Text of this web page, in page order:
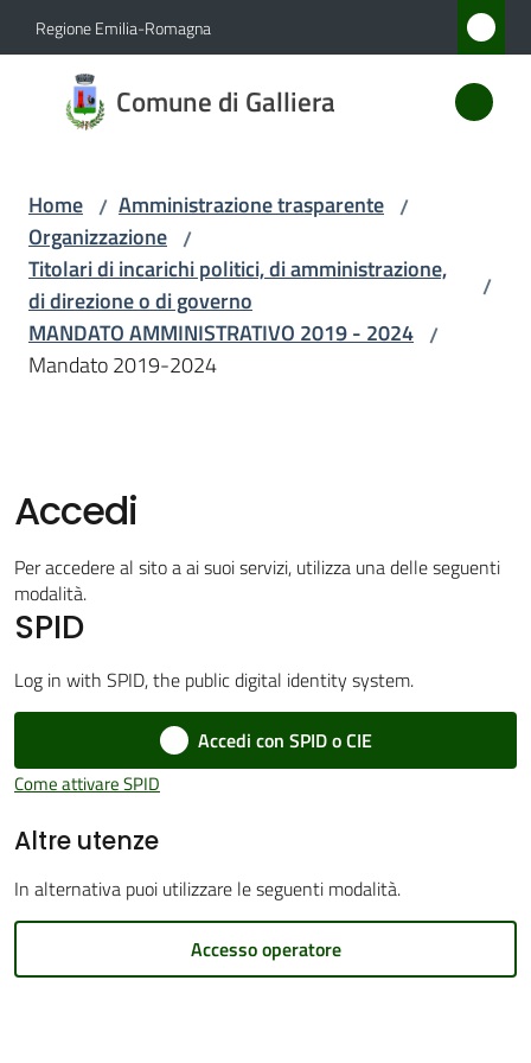
Vai al contenuto
Vai alla navigazione
Vai al footer
Regione Emilia-Romagna
Comune di Galliera
Comune
di
Amministrazione
Menu selezionato
Novità
Galliera
Amministrazione
Trasparente
Menu selezionato
gli
Seguici
Home / Amministrazione trasparente /
Organizzazione /
Titolari di incarichi politici, di amministrazione,
di direzione o di governo
/
MANDATO AMMINISTRATIVO 2019 - 2024 /
Mandato 2019-2024
Accedi
Per accedere al sito a ai suoi servizi, utilizza una delle seguenti
modalità.
SPID
Log in with SPID, the public digital identity system.
Accedi con SPID o CIE
Come attivare SPID
Altre utenze
In alternativa puoi utilizzare le seguenti modalità.
Accesso operatore